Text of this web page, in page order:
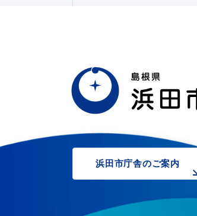
防災・防犯メール
浜田市庁舎のご案内